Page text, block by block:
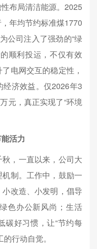
布局清洁能源。2025
年均节约标准煤1770
公司注入了强劲的“绿
顺利投运，不仅有效
电网交互的稳定性，
济效益。仅2026年3
元，真正实现了“环境
活力
，一直以来，公司大
制。工作中，鼓励一
改造、小发明，倡导
色办公新风尚；生活
碳好习惯，让“节约每
行动自觉。